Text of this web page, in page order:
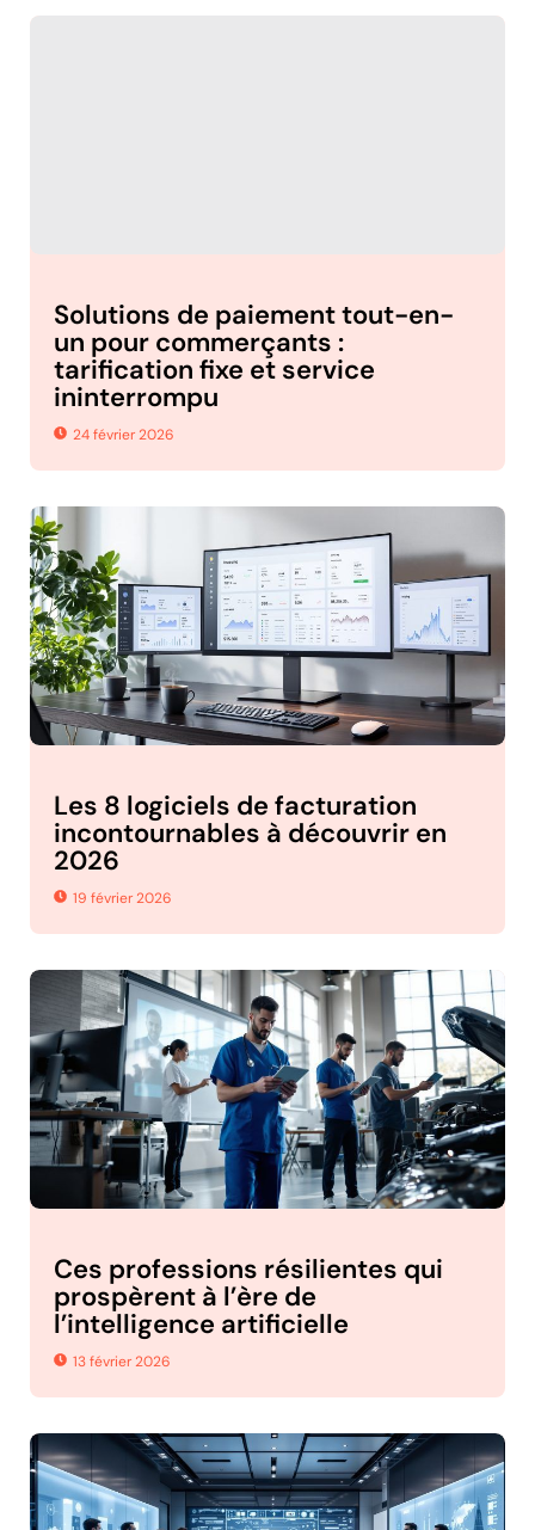
Solutions de paiement tout-en-
un pour commerçants :
tarification fixe et service
ininterrompu
24 février 2026
Les 8 logiciels de facturation
incontournables à découvrir en
2026
19 février 2026
Ces professions résilientes qui
prospèrent à l’ère de
l’intelligence artificielle
13 février 2026